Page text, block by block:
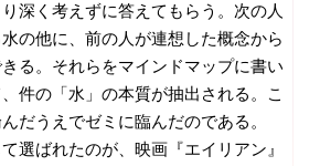
深く考えずに答えてもらう。次の人
の他に、前の人が連想した概念から
る。それらをマインドマップに書い
件の「水」の本質が抽出される。こ
だうえでゼミに臨んだのである。
選ばれたのが、映画『エイリアン』